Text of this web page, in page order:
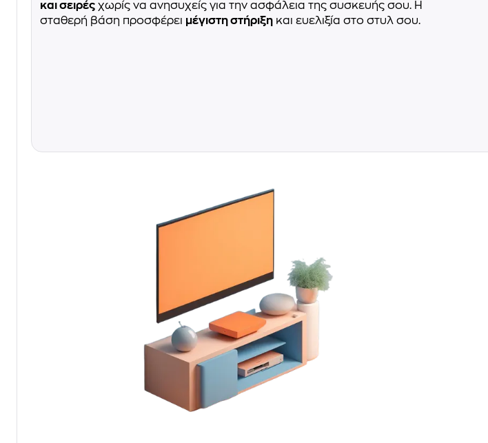
και σειρές χωρίς να ανησυχείς για την ασφάλεια της συσκευής σου. Η
σταθερή βάση προσφέρει μέγιστη στήριξη και ευελιξία στο στυλ σου.